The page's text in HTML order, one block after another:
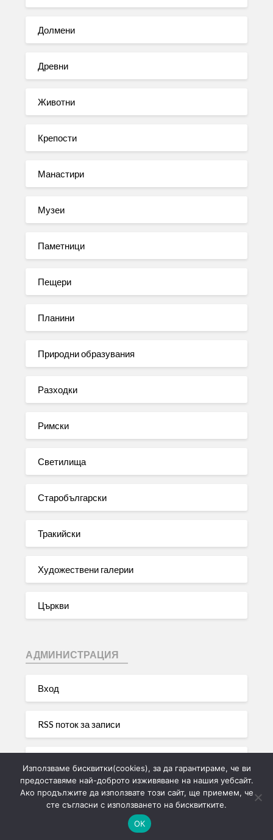
Долмени
Древни
Животни
Крепости
Манастири
Музеи
Паметници
Пещери
Планини
Природни образувания
Разходки
Римски
Светилища
Старобългарски
Тракийски
Художествени галерии
Църкви
АДМИНИСТРАЦИЯ
Вход
RSS поток за записи
WordPress България
©2026 Моята лична туристическа галерия на България
Използваме бисквитки(cookies), за да гарантираме, че ви
предоставяме най-доброто изживяване на нашия уебсайт.
Ако продължите да използвате този сайт, ще приемем, че
сте съгласни с използването на бисквитките.
ОК